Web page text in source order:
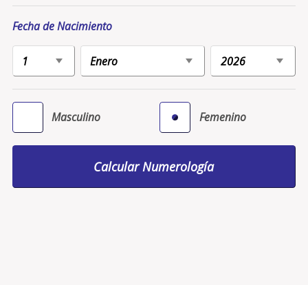
Fecha de Nacimiento
Masculino Femenino